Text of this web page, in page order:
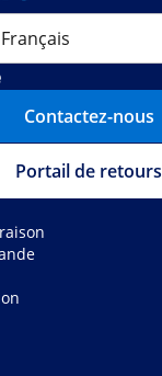
Contactez-nous
Portail de retours